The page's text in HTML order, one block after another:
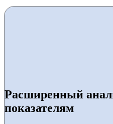
Расширенный
показателям